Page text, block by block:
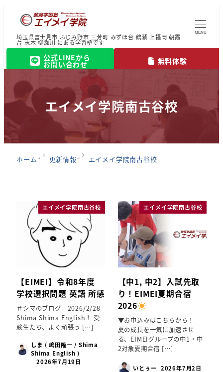
埼玉県富士見市 ふじみ野市 三芳町 みずほ台 鶴瀬 上福岡 朝霞
台 志木 柳瀬川 にある学習塾です
公式LINEから
お問い合わせ 無料体験
MENU
エイメイ学院南古谷校
ホーム 更新情報 エイメイ学院南古谷校
エイメイ学院南古谷校
【EIMEI】令和8年度
学校選択問題 英語 所感
＃シマのブログ 2026/2/28
Shima Shima English！ 受
験生たち、よく頑張っ […]
しま ( 嶋田隆一 / Shima
Shima English )
2026年7月19日
エイメイ学院南古谷校
【中1, 中2】入試先取
り！EIMEI夏期合宿
2026
▼お申込みはこちらから！
夏の成長を一気に加速させ
る、EIMEIグループの中1・中
2対象夏期合宿 […]
いとぅー 2026年7月2日